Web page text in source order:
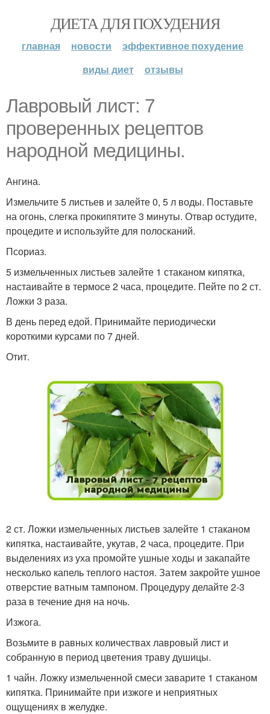
ДИЕТА ДЛЯ ПОХУДЕНИЯ
главная новости
эффективное похудение
виды диет
отзывы
Лавровый лист: 7
проверенных рецептов
народной медицины.
Ангина.
Измельчите 5 листьев и залейте 0, 5 л воды. Поставьте
на огонь, слегка прокипятите 3 минуты. Отвар остудите,
процедите и используйте для полосканий.
Псориаз.
5 измельченных листьев залейте 1 стаканом кипятка,
настаивайте в термосе 2 часа, процедите. Пейте по 2 ст.
Ложки 3 раза.
В день перед едой. Принимайте периодически
короткими курсами по 7 дней.
Отит.
2 ст. Ложки измельченных листьев залейте 1 стаканом
кипятка, настаивайте, укутав, 2 часа, процедите. При
выделениях из уха промойте ушные ходы и закапайте
несколько капель теплого настоя. Затем закройте ушное
отверстие ватным тампоном. Процедуру делайте 2-3
раза в течение дня на ночь.
Изжога.
Возьмите в равных количествах лавровый лист и
собранную в период цветения траву душицы.
1 чайн. Ложку измельченной смеси заварите 1 стаканом
кипятка. Принимайте при изжоге и неприятных
ощущениях в желудке.